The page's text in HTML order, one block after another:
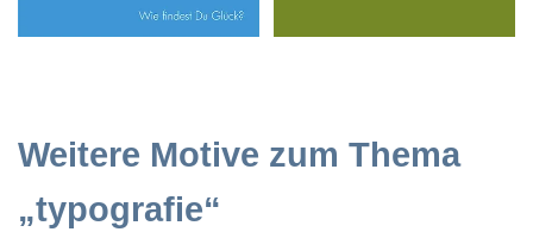
Weitere Motive zum Thema
„typografie“